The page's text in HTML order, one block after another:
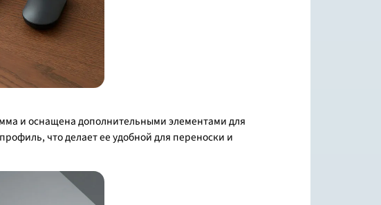
и оснащена дополнительными элементами для
что делает ее удобной для переноски и